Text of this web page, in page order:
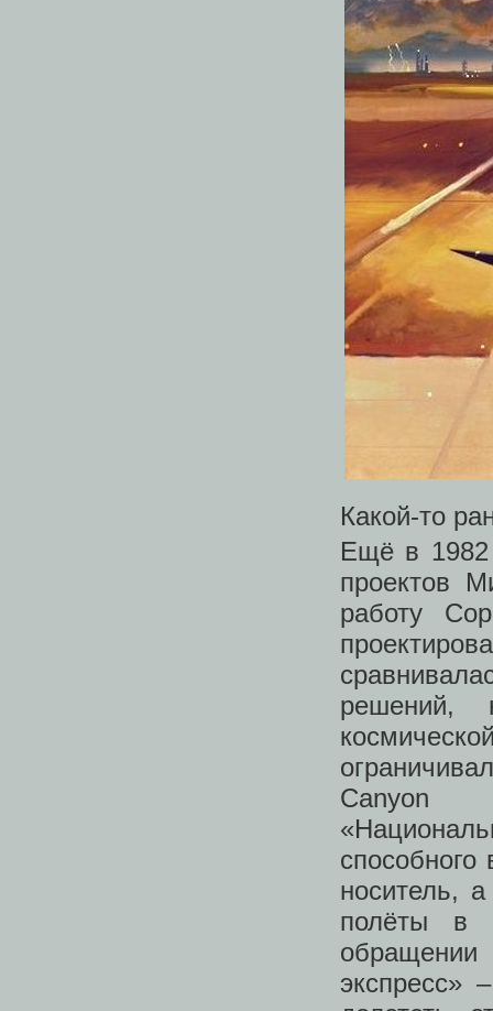
Какой-то
Ещё в 1982
проектов
работу
решений,
Canyon
способного
носитель,
полёты в
экспресс»